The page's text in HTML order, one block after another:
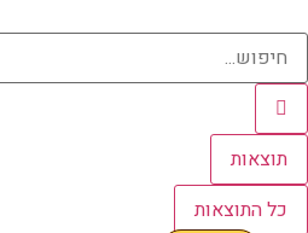
תוצאות
כל התוצאות